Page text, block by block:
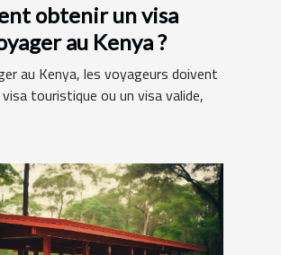
obtenir un visa
au Kenya ?
au Kenya, les voyageurs doivent
touristique ou un visa valide,